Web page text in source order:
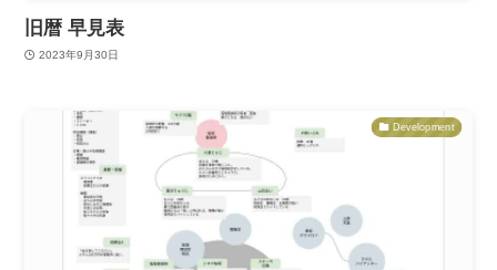
旧暦 早見表
2023年9月30日
Development